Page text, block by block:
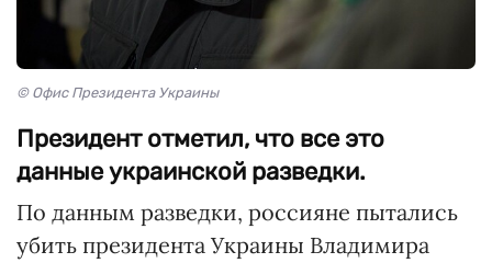
© Офис Президента Украины
Президент отметил, что все это
данные украинской разведки.
По данным разведки, россияне пытались
убить президента Украины Владимира